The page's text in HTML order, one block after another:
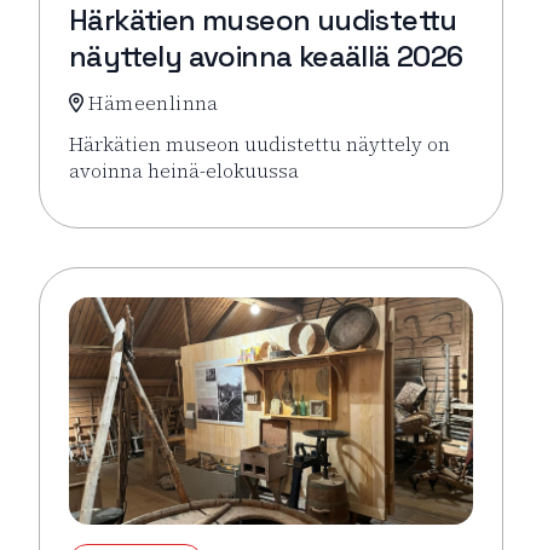
Härkätien museon uudistettu
näyttely avoinna keaällä 2026
Hämeenlinna
Härkätien museon uudistettu näyttely on
avoinna heinä-elokuussa
Lue lisää tapahtumasta Härkätien museon